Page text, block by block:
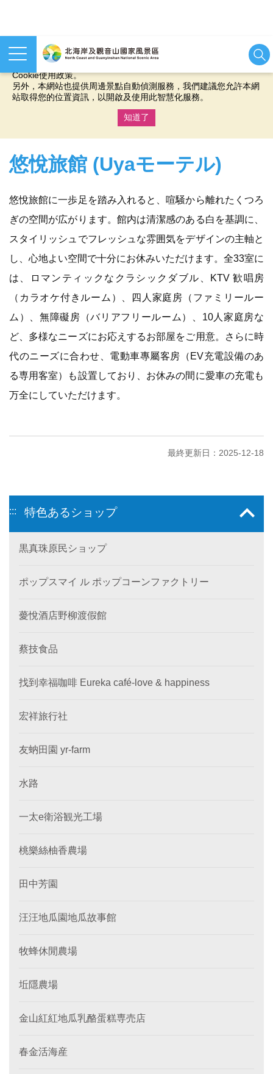
本網站使用cookies等相關技術以持續優化網站服務，並有助於為
您提供更佳的體驗，當您繼續使用本網站即表示您同意我們的
Cookie使用政策。
另外，本網站也提供周邊景點自動偵測服務，我們建議您允許本網
站取得您的位置資訊，以開啟及使用此智慧化服務。
知道了
悠悅旅館 (Uyaモーテル)
悠悅旅館に一歩足を踏み入れると、喧騒から離れたくつろ
ぎの空間が広がります。館内は清潔感のある白を基調に、
スタイリッシュでフレッシュな雰囲気をデザインの主軸と
し、心地よい空間で十分にお休みいただけます。全33室に
は、ロマンティックなクラシックダブル、KTV 歓唱房
（カラオケ付きルーム）、四人家庭房（ファミリールー
ム）、無障礙房（バリアフリールーム）、10人家庭房な
ど、多様なニーズにお応えするお部屋をご用意。さらに時
代のニーズに合わせ、電動車專屬客房（EV充電設備のあ
る専用客室）も設置しており、お休みの間に愛車の充電も
万全にしていただけます。
最終更新日：2025-12-18
::: 特色あるショップ
黒真珠原民ショップ
ポップスマイ ル ポップコーンファクトリー
薆悅酒店野柳渡假館
蔡技食品
找到幸福咖啡 Eureka café-love & happiness
宏祥旅行社
友蚋田園 yr-farm
水路
一太e衛浴観光工場
桃樂絲柚香農場
田中芳園
汪汪地瓜園地瓜故事館
牧蜂休閒農場
坵隱農場
金山紅紅地瓜乳酪蛋糕専売店
春金活海産